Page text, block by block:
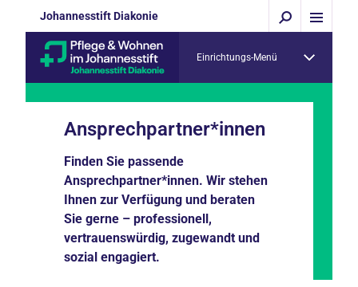
Johannesstift Diakonie
Einrichtungs-Menü
Ansprechpartner*innen
Finden Sie passende
Ansprechpartner*innen. Wir stehen
Ihnen zur Verfügung und beraten
Sie gerne – professionell,
vertrauenswürdig, zugewandt und
sozial engagiert.